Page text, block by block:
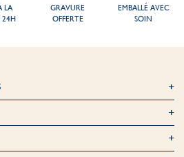
LA
24H
GRAVURE
OFFERTE
EMBALLÉ AVEC
SOIN